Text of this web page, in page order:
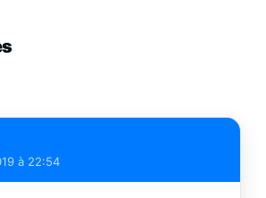
à 22:54